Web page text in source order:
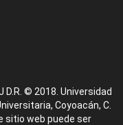
© 2018. Universidad
Coyoacán, C.
sitio web puede ser